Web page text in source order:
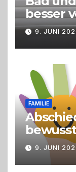
besser
9. JUNI
FAMILIE
9. JUNI